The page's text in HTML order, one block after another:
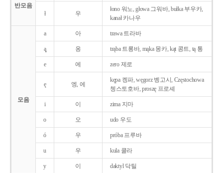
반모음
ł 우
łono 워노, głowa 그워바, bułka 부우카,
kanał 카나우
모음
a 아 trawa 트라바
ą̨ 옹 trąba 트롱바, mąka 몽카, kąt 콩트, tą 통
e 에 zero 제로
ę 엥, 에
kępa 켕파, węgorz 벵고시, Częstochowa
쳉스토호바, proszę 프로셰
i 이 zima 지마
o 오 udo 우도
ó 우 próba 프루바
u 우 kula 쿨라
y 이 daktyl 닥틸